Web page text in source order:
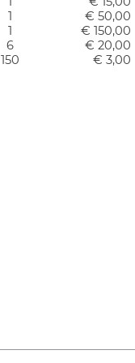
1
€ 50,00
1
€ 150,00
6
€ 20,00
150
€ 3,00